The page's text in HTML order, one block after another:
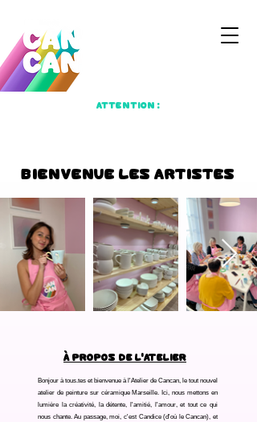
Attention :
Bienvenue les Artistes
À propos de l'Atelier
Bonjour à tous.tes et bienvenue à l'Atelier de Cancan, le tout nouvel
atelier de peinture sur céramique Marseille. Ici, nous mettons en
lumière la créativité, la détente, l'amitié, l'amour, et tout ce qui
nous chante. Au passage, moi, c'est Candice (d'où le Cancan), et